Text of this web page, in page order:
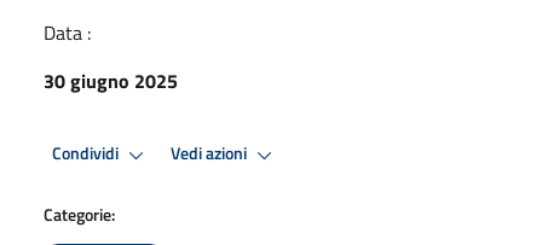
Data :
30 giugno 2025
Condividi Vedi azioni
Categorie: